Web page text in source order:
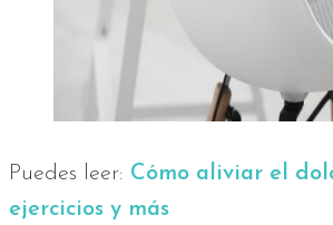
Puedes leer: Cómo aliviar el
ejercicios y más